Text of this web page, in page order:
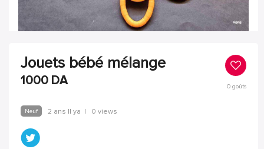
Jouets bébé mélange
1000 DA 0goûts
Neuf 2 ans Il ya | 0 views